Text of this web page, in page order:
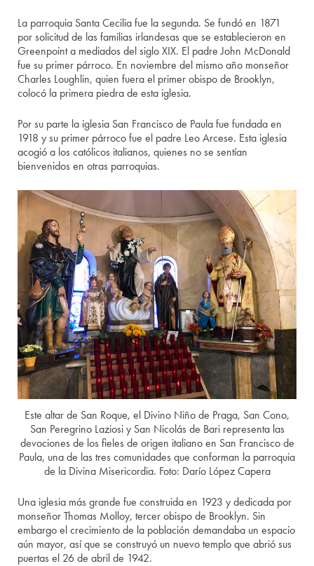
La parroquia Santa Cecilia fue la segunda. Se fundó en 1871
por solicitud de las familias irlandesas que se establecieron en
Greenpoint a mediados del siglo XIX. El padre John McDonald
fue su primer párroco. En noviembre del mismo año monseñor
Charles Loughlin, quien fuera el primer obispo de Brooklyn,
colocó la primera piedra de esta iglesia.
Por su parte la iglesia San Francisco de Paula fue fundada en
1918 y su primer párroco fue el padre Leo Arcese. Esta iglesia
acogió a los católicos italianos, quienes no se sentían
bienvenidos en otras parroquias.
Este altar de San Roque, el Divino Niño de Praga, San Cono,
San Peregrino Laziosi y San Nicolás de Bari representa las
devociones de los fieles de origen italiano en San Francisco de
Paula, una de las tres comunidades que conforman la parroquia
de la Divina Misericordia. Foto: Darío López Capera
Una iglesia más grande fue construida en 1923 y dedicada por
monseñor Thomas Molloy, tercer obispo de Brooklyn. Sin
embargo el crecimiento de la población demandaba un espacio
aún mayor, así que se construyó un nuevo templo que abrió sus
puertas el 26 de abril de 1942.